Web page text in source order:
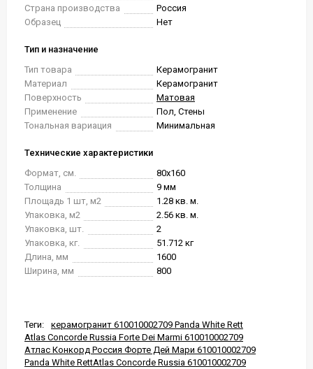
Страна производства
Россия
Образец
Нет
Тип и назначение
Тип товара
Керамогранит
Материал
Керамогранит
Поверхность
Матовая
Применение
Пол, Стены
Тональная вариация
Минимальная
Технические характеристики
Формат, см.
80x160
Толщина
9 мм
Площадь 1 шт, м2
1.28 кв. м.
Упаковка, м2
2.56 кв. м.
Упаковка, шт.
2
Упаковка, кг.
51.712 кг
Длина, мм
1600
Ширина, мм
800
Теги:
керамогранит 610010002709 Panda White Rett
Atlas Concorde Russia Forte Dei Marmi 610010002709
Атлас Конкорд Россия Форте Дей Мари 610010002709
Panda White RettAtlas Concorde Russia 610010002709